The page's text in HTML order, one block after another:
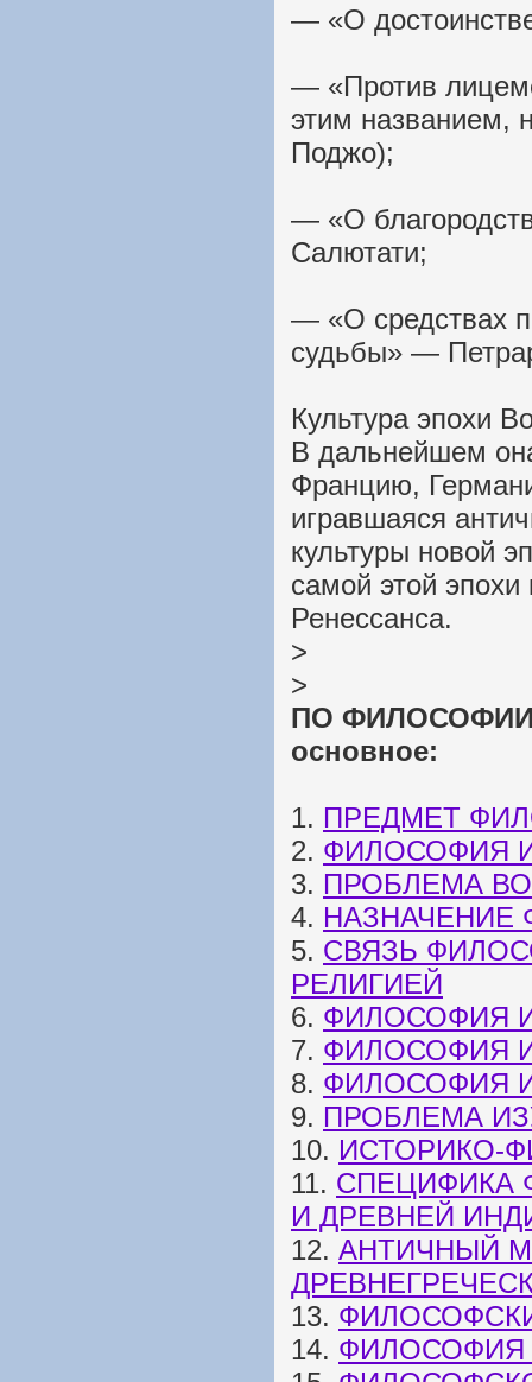
— «О
— «Против
этим названием,
Поджо);
— «О
Салютати;
— «О средствах
судьбы» —
Культура эпохи
В дальнейшем
Францию,
игравшаяся
культуры новой
самой этой
Ренессанса.
>
>
ПО ФИЛОСОФИИ:
основное:
1. ПРЕДМЕТ
2. ФИЛОСОФИЯ
3. ПРОБЛЕМА
4. НАЗНАЧЕНИЕ
5. СВЯЗЬ
РЕЛИГИЕЙ
6. ФИЛОСОФИЯ
7. ФИЛОСОФИЯ
8. ФИЛОСОФИЯ
9. ПРОБЛЕМА
10. ИСТОРИКО-
11. СПЕЦИФИКА
И ДРЕВНЕЙ
12. АНТИЧНЫЙ
13.
14. ФИЛОСОФИЯ